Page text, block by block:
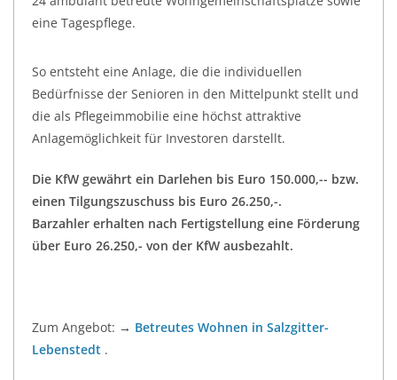
eine Tagespflege.
So entsteht eine Anlage, die die individuellen
Bedürfnisse der Senioren in den Mittelpunkt stellt und
die als Pflegeimmobilie eine höchst attraktive
Anlagemöglichkeit für Investoren darstellt.
Die KfW gewährt ein Darlehen bis Euro 150.000,-- bzw.
einen Tilgungszuschuss bis Euro 26.250,-.
Barzahler erhalten nach Fertigstellung eine Förderung
über Euro 26.250,- von der KfW ausbezahlt.
Zum Angebot: → Betreutes Wohnen in Salzgitter-
Lebenstedt .